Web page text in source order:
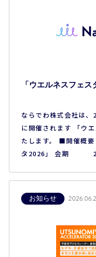
「ウエルネスフェ
ならでわ株式会社は
に開催されます 「ウ
たします。 ■開催概
タ2026」 会期
一般のお客様はご参
ださい。
お知らせ